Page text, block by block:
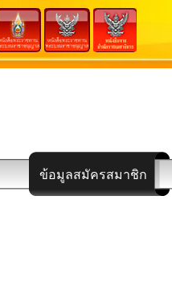
ข้อมูลสมัครสมาชิก